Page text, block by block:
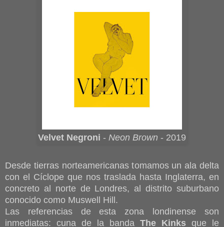
Velvet Negroni - Neon Brown - 2019
Desde tierras norteamericanas tomamos un ala delta
con el Cíclope que nos traslada hasta Inglaterra, en
concreto al norte de Londres, al distrito suburbano
conocido como Muswell Hill.
Las referencias de esta zona londinense son
inmediatas: cuna de la banda The Kinks que le